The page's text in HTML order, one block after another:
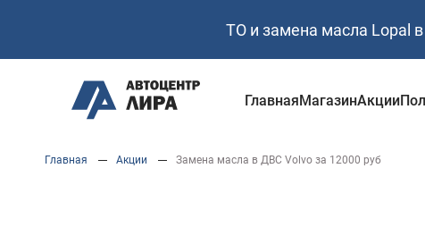
ТО и замена масла Lopal
ГлавнаяМагазинАкции
Главная Акции Замена масла в ДВС Volvo за 12000 руб